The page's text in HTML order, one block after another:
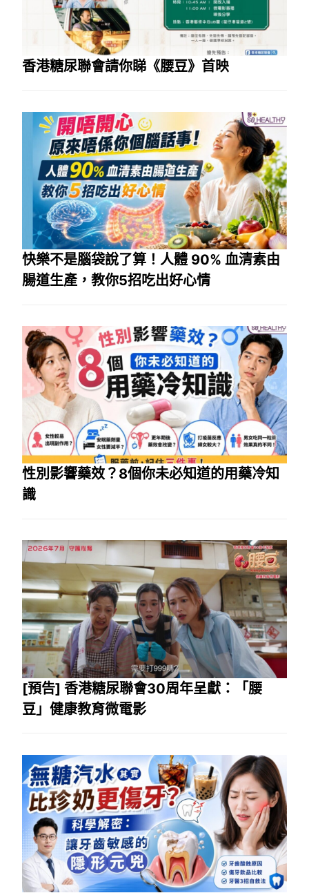
香港糖尿聯會請你睇《腰豆》首映
快樂不是腦袋說了算！人體 90% 血清素由
腸道生產，教你5招吃出好心情
性別影響藥效？8個你未必知道的用藥冷知
識
[預告] 香港糖尿聯會30周年呈獻：「腰
豆」健康教育微電影